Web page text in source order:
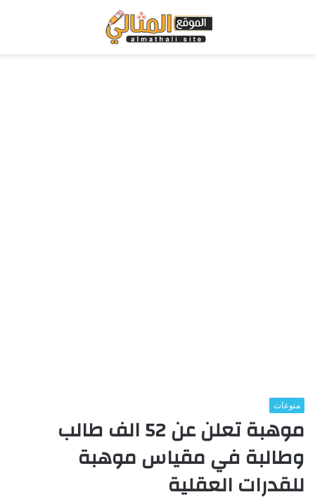
منوعات
موهبة تعلن عن 52 الف طالب
وطالبة في مقياس موهبة
للقدرات العقلية